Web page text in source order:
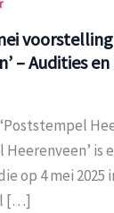
– Audities
Heerenveen’ is
op 4 mei 2025
[…]